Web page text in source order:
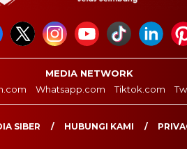
MEDIA NETWORK
Whatsapp.com Tiktok.com
SIBER HUBUNGI KAMI